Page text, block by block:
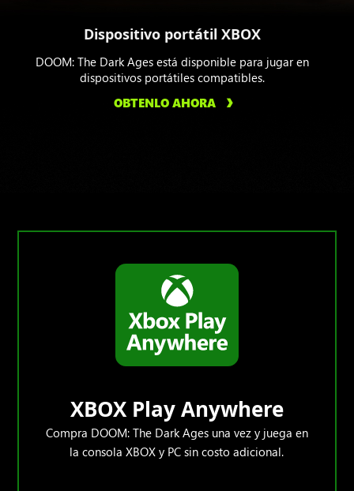
Dispositivo portátil XBOX
DOOM: The Dark Ages está disponible para jugar en
dispositivos portátiles compatibles.
OBTENLO AHORA
XBOX Play Anywhere
Compra DOOM: The Dark Ages una vez y juega en
la consola XBOX y PC sin costo adicional.